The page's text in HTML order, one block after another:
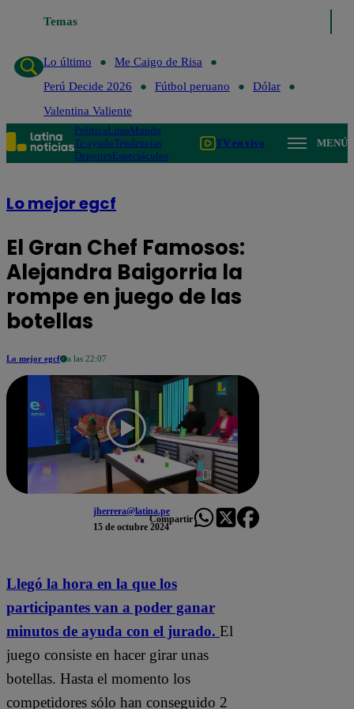
Temas
Lo último Me Caigo de Risa
Lo último
Me Caigo de Risa
Perú Decide 2026
Fútbol peruano
Dólar
Valentina Valiente
PolíticaLimaMundo
Te ayudoTendencias
DeportesEspectáculos
TV en vivo MENÚ
Lo mejor egcf
El Gran Chef Famosos:
Alejandra Baigorria la
rompe en juego de las
botellas
Lo mejor egcf a las 22:07
jherrera@latina.pe
15 de octubre 2024
Compartir
Llegó la hora en la que los
participantes van a poder ganar
minutos de ayuda con el jurado. El
juego consiste en hacer girar unas
botellas. Hasta el momento los
competidores sólo han conseguido 2